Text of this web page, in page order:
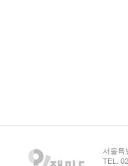
서울특
TEL.